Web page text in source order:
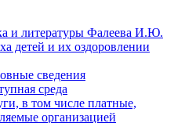
и литературы Фалеева И.Ю.
детей и их оздоровлении
сведения
среда
в том числе платные,
организацией